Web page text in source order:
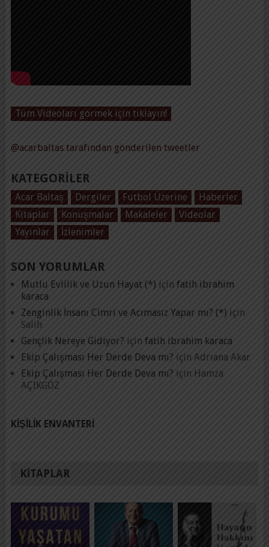
Tüm Videoları görmek için tıklayın!
@acarbaltas tarafından gönderilen tweetler
KATEGORILER
Acar Baltaş Dergiler Futbol Üzerine
Haberler
Kitaplar
Konuşmalar Makaleler
Videolar
Yayınlar
İzlenimler
SON YORUMLAR
Mutlu Evlilik ve Uzun Hayat (*) için fatih ibrahim
karaca
Zenginlik İnsanı Cimri ve Acımasız Yapar mı? (*) için
Salih
Gençlik Nereye Gidiyor? için fatih ibrahim karaca
Ekip Çalışması Her Derde Deva mı? için Adrıana Akar
Ekip Çalışması Her Derde Deva mı? için Hamza
AÇIKGÖZ
KIŞILIK ENVANTERI
KITAPLAR